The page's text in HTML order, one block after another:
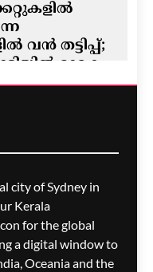
വൻ തട്ടിപ്പ്;
മാരക
തീപിടിച്ചു;
മലയാളി
ബാധിച്ചു
city of Sydney in
Kerala
for the global
a digital window to
Oceania and the